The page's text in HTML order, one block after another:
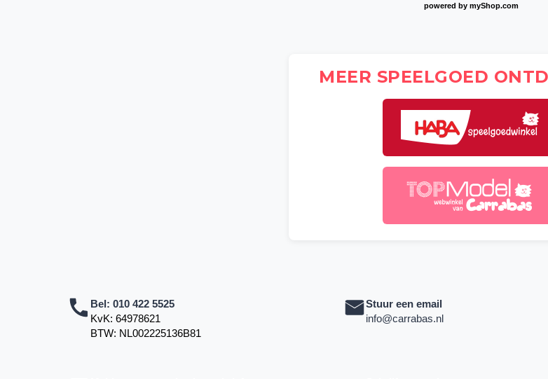
powered by myShop.com
MEER SPEELGOED
Bel: 010 422 5525
KvK: 64978621
BTW: NL002225136B81
Stuur een email
info@carrabas.nl